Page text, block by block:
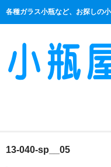
各種ガラス小瓶など、お探しの
商品一覧
13-040-sp__05